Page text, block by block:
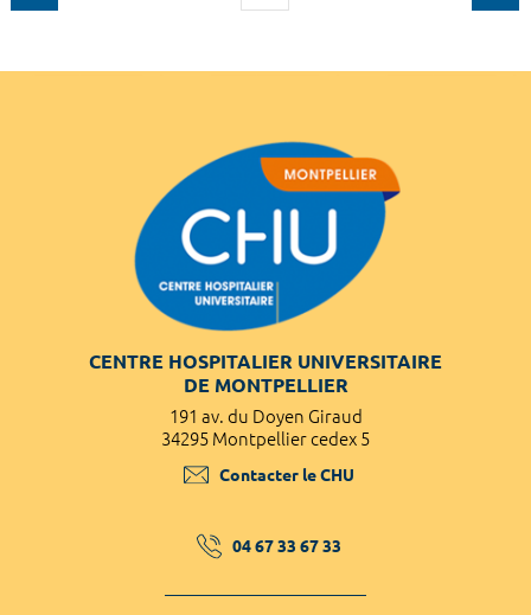
CENTRE HOSPITALIER UNIVERSITAIRE
DE MONTPELLIER
191 av. du Doyen Giraud
34295 Montpellier cedex 5
Contacter le CHU
04 67 33 67 33